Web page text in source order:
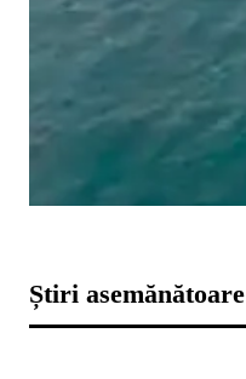
Știri asemănătoare